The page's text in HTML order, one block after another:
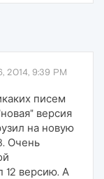
2014, 9:39 PM
писем
версия
на новую
Очень
12 версию. А